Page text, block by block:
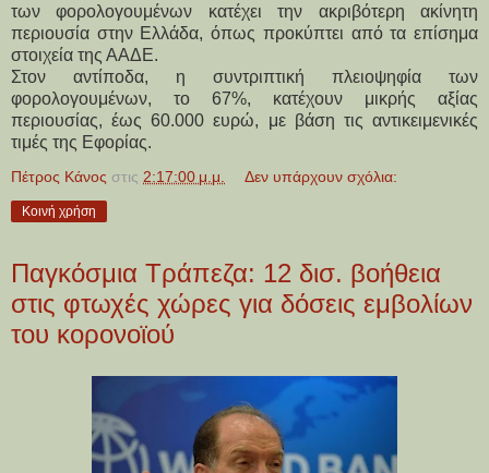
των φορολογουμένων κατέχει την ακριβότερη ακίνητη
περιουσία στην Ελλάδα, όπως προκύπτει από τα επίσημα
στοιχεία της ΑΑΔΕ.
Στον αντίποδα, η συντριπτική πλειοψηφία των
φορολογουμένων, το 67%, κατέχουν μικρής αξίας
περιουσίας, έως 60.000 ευρώ, με βάση τις αντικειμενικές
τιμές της Εφορίας.
Πέτρος Κάνος στις 2:17:00 μ.μ. Δεν υπάρχουν σχόλια:
Κοινή χρήση
Παγκόσμια Τράπεζα: 12 δισ. βοήθεια
στις φτωχές χώρες για δόσεις εμβολίων
του κορονοϊού